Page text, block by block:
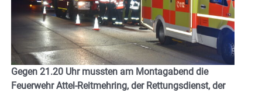
Gegen 21.20 Uhr mussten am Montagabend die
Feuerwehr Attel-Reitmehring, der Rettungsdienst, der